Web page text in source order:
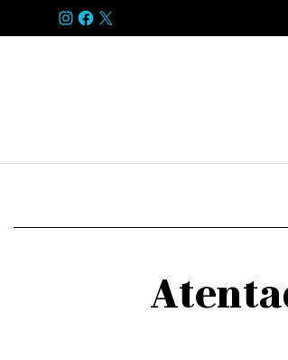
INSTAGRAM
FACEBOOK
X